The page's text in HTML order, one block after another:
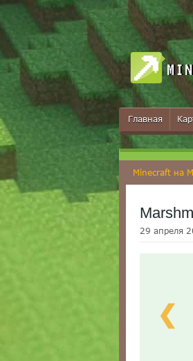
Главная
Minecraft на
29 апреля
❮